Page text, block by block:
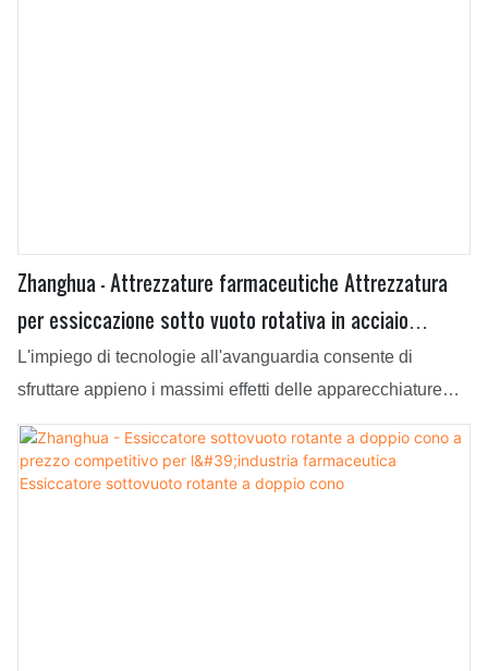
Zhanghua - Attrezzature farmaceutiche Attrezzatura
per essiccazione sotto vuoto rotativa in acciaio
inossidabile Essiccatore sotto vuoto rotativo a doppio
cono
L'impiego di tecnologie all'avanguardia consente di
sfruttare appieno i massimi effetti delle apparecchiature
farmaceutiche. L'essiccazione sotto vuoto rotativa in
acciaio inossidabile ha un'ampia gamma di applicazioni
ed è ora adatta ai settori più diversi.